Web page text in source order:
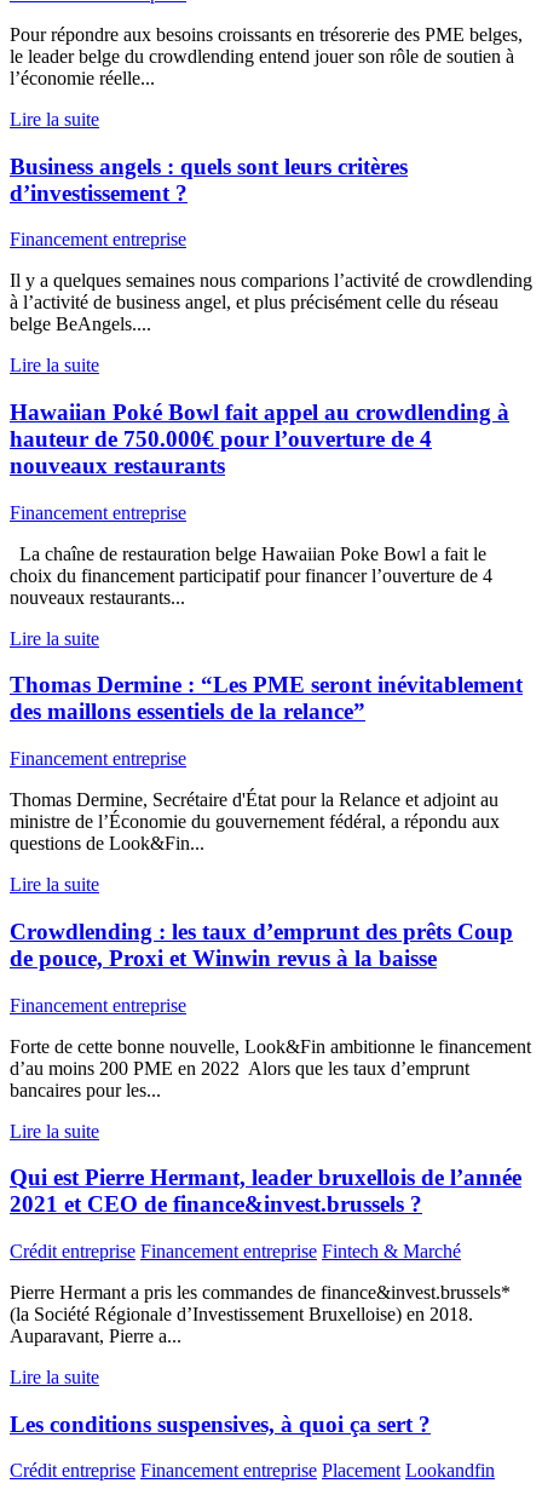
Pour répondre aux besoins croissants en trésorerie des PME belges,
le leader belge du crowdlending entend jouer son rôle de soutien à
l’économie réelle...
Lire la suite
Business angels : quels sont leurs critères
d’investissement ?
Financement entreprise
Il y a quelques semaines nous comparions l’activité de crowdlending
à l’activité de business angel, et plus précisément celle du réseau
belge BeAngels....
Lire la suite
Hawaiian Poké Bowl fait appel au crowdlending à
hauteur de 750.000€ pour l’ouverture de 4
nouveaux restaurants
Financement entreprise
La chaîne de restauration belge Hawaiian Poke Bowl a fait le
choix du financement participatif pour financer l’ouverture de 4
nouveaux restaurants...
Lire la suite
Thomas Dermine : “Les PME seront inévitablement
des maillons essentiels de la relance”
Financement entreprise
Thomas Dermine, Secrétaire d'État pour la Relance et adjoint au
ministre de l’Économie du gouvernement fédéral, a répondu aux
questions de Look&Fin...
Lire la suite
Crowdlending : les taux d’emprunt des prêts Coup
de pouce, Proxi et Winwin revus à la baisse
Financement entreprise
Forte de cette bonne nouvelle, Look&Fin ambitionne le financement
d’au moins 200 PME en 2022 Alors que les taux d’emprunt
bancaires pour les...
Lire la suite
Qui est Pierre Hermant, leader bruxellois de l’année
2021 et CEO de finance&invest.brussels ?
Crédit entreprise Financement entreprise Fintech & Marché
Pierre Hermant a pris les commandes de finance&invest.brussels*
(la Société Régionale d’Investissement Bruxelloise) en 2018.
Auparavant, Pierre a...
Lire la suite
Les conditions suspensives, à quoi ça sert ?
Crédit entreprise Financement entreprise Placement Lookandfin